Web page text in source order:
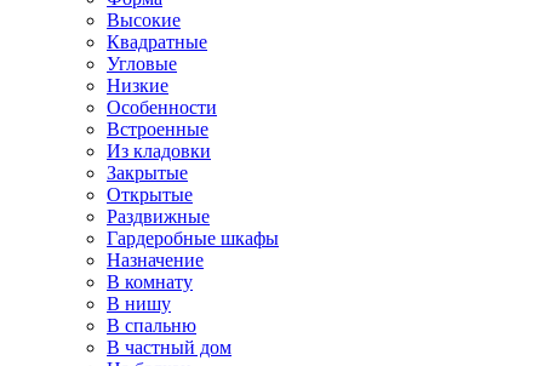
Высокие
Квадратные
Угловые
Низкие
Особенности
Встроенные
Из кладовки
Закрытые
Открытые
Раздвижные
Гардеробные шкафы
Назначение
В комнату
В нишу
В спальню
В частный дом